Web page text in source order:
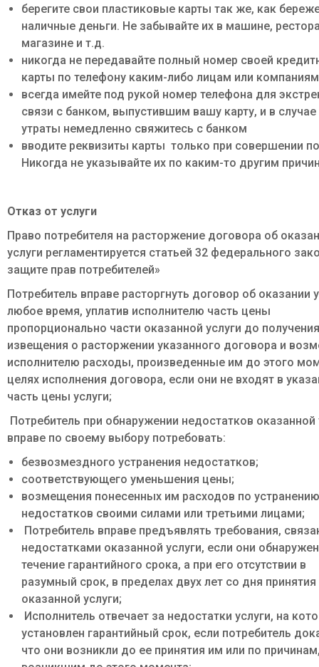
берегите свои пластиковые карты так же, как
наличные деньги. Не забывайте их в машине,
магазине и т.д.
никогда не передавайте полный номер своей
карты по телефону каким-либо лицам или компаниям
всегда имейте под рукой номер телефона для
связи с банком, выпустившим вашу карту, и в случае
утраты немедленно свяжитесь с банком
вводите реквизиты карты только при совершении
Никогда не указывайте их по каким-то другим
Отказ от услуги
Право потребителя на расторжение договора об
услуги регламентируется статьей 32 федерального
защите прав потребителей»
Потребитель вправе расторгнуть договор об оказании
любое время, уплатив исполнителю часть цены
пропорционально части оказанной услуги до получения
извещения о расторжении указанного договора и
исполнителю расходы, произведенные им до этого
целях исполнения договора, если они не входят в
часть цены услуги;
Потребитель при обнаружении недостатков оказанной
вправе по своему выбору потребовать:
безвозмездного устранения недостатков;
соответствующего уменьшения цены;
возмещения понесенных им расходов по устранению
недостатков своими силами или третьими лицами;
Потребитель вправе предъявлять требования,
недостатками оказанной услуги, если они
течение гарантийного срока, а при его отсутствии в
разумный срок, в пределах двух лет со дня принятия
оказанной услуги;
Исполнитель отвечает за недостатки услуги, на
установлен гарантийный срок, если потребитель
что они возникли до ее принятия им или по